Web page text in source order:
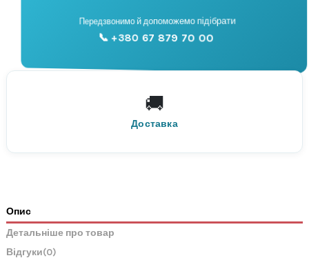
📞
Консультація
Передзвонимо й допоможемо підібрати
📞 +380 67 879 70 00
🚚
Доставка
По всій Україні
Нова Пошта
Опис
Детальніше про товар
Відгуки(0)